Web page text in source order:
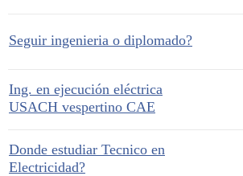
Seguir ingenieria o diplomado?
Ing. en ejecución eléctrica
USACH vespertino CAE
Donde estudiar Tecnico en
Electricidad?